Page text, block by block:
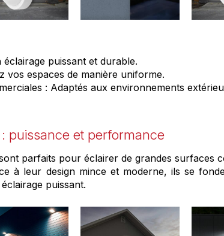
puissant et durable.
vos espaces de manière uniforme.
: Adaptés aux environnements
puissance et performance
parfaits pour éclairer de grandes surfaces
à leur design mince et moderne, ils se
puissant.